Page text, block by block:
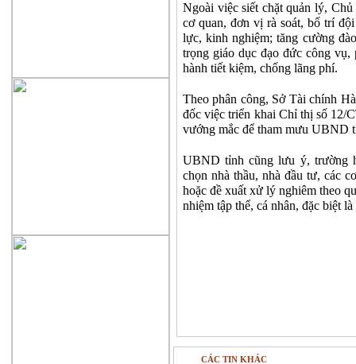
Ngoài việc siết chặt quản lý,
cơ quan, đơn vị rà soát, bố trí
lực, kinh nghiệm; tăng cường
trọng giáo dục đạo đức công
hành tiết kiệm, chống lãng phí.
Theo phân công, Sở Tài chính
đốc việc triển khai Chỉ thị số 12/
vướng mắc để tham mưu UBND
UBND tỉnh cũng lưu ý, trường
chọn nhà thầu, nhà đầu tư, các
hoặc đề xuất xử lý nghiêm theo
nhiệm tập thể, cá nhân, đặc biệt
CÁC TIN KHÁC